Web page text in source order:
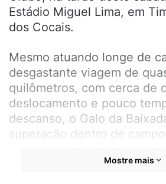
Estádio Miguel Lima, em
dos Cocais.
Mesmo atuando longe de
desgastante viagem de
quilômetros, com cerca de
deslocamento e pouco
descanso, o Galo da
superação dentro de
base da determinação e da
Mostre mais